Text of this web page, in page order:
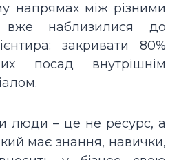
напрямах між різними
наблизилися до
закривати 80%
посад внутрішнім
люди – це не ресурс, а
має знання, навички,